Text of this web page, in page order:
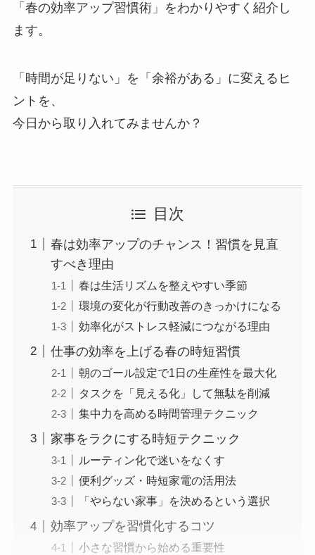
「春の効率アップ習慣術」をわかりやすく紹介し
ます。
「時間が足りない」を「余裕がある」に変えるヒ
ントを、
今日から取り入れてみませんか？
目次
春は効率アップのチャンス！習慣を見直
すべき理由
春は生活リズムを整えやすい季節
環境の変化が行動改善のきっかけになる
効率化がストレス軽減につながる理由
仕事の効率を上げる春の時短習慣
朝のゴール設定で1日の生産性を最大化
タスクを「見える化」して無駄を削減
集中力を高める時間管理テクニック
家事をラクにする時短テクニック
ルーティン化で迷いをなくす
便利グッズ・時短家電の活用法
「やらない家事」を決めるという選択
効率アップを習慣化するコツ
小さな習慣から始める重要性